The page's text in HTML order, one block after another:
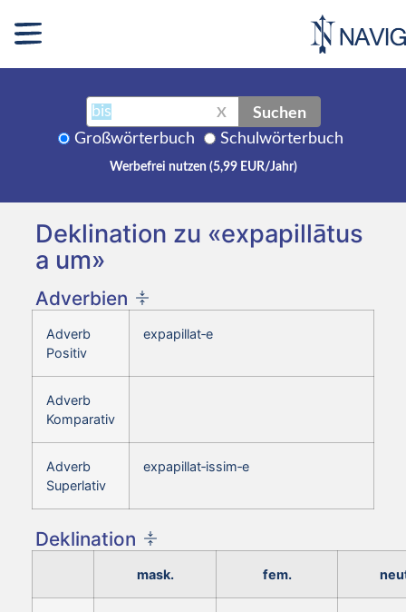
X Suchen
Großwörterbuch Schulwörterbuch
Werbefrei nutzen (5,99 EUR/Jahr)
Deklination zu «expapillātus
a um»
Adverbien
Adverb
Positiv
expapillat‑e
Adverb
Komparativ
Adverb
Superlativ
expapillat‑issim‑e
Deklination
mask. fem.